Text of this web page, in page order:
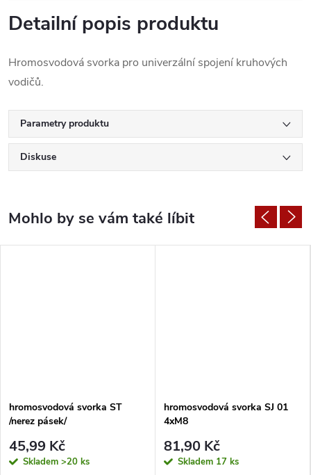
Detailní popis produktu
Hromosvodová svorka pro univerzální spojení kruhových
vodičů.
Parametry produktu
Diskuse
hromosvodová svorka ST
/nerez pásek/
45,99 Kč
Skladem >20 ks
hromosvodová svorka SJ 01
4xM8
81,90 Kč
Skladem 17 ks